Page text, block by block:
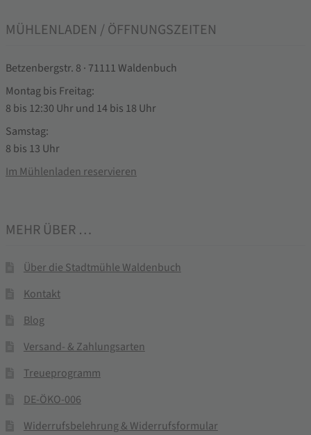
MÜHLENLADEN / ÖFFNUNGSZEITEN
Betzenbergstr. 8 · 71111 Waldenbuch
Montag bis Freitag:
8 bis 12:30 Uhr und 14 bis 18 Uhr
Samstag:
8 bis 13 Uhr
Im Mühlenladen reservieren
MEHR ÜBER …
Über die Stadtmühle Waldenbuch
Kontakt
Blog
Versand- & Zahlungsarten
Treueprogramm
DE-ÖKO-006
Widerrufsbelehrung & Widerrufsformular